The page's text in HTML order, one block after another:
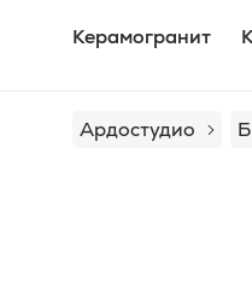
Керамогранит
Ардостудио